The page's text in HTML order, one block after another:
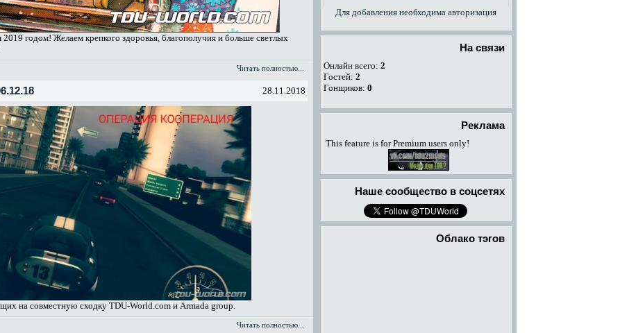
годом! Желаем крепкого здоровья, благополучия и больше светлых
Читать полностью...
28.11.2018
на совместную сходку TDU-World.com и Armada group.
Читать полностью...
Для добавления необходима авторизация
На связи
Онлайн всего: 2
Гостей: 2
Гонщиков: 0
Реклама
This feature is for Premium users only!
Наше сообщество в соцсетях
Облако тэгов